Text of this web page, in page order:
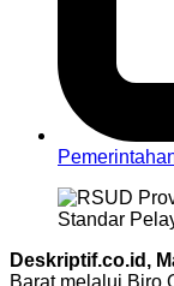
Deskriptif.co.id,
Barat melalui Biro